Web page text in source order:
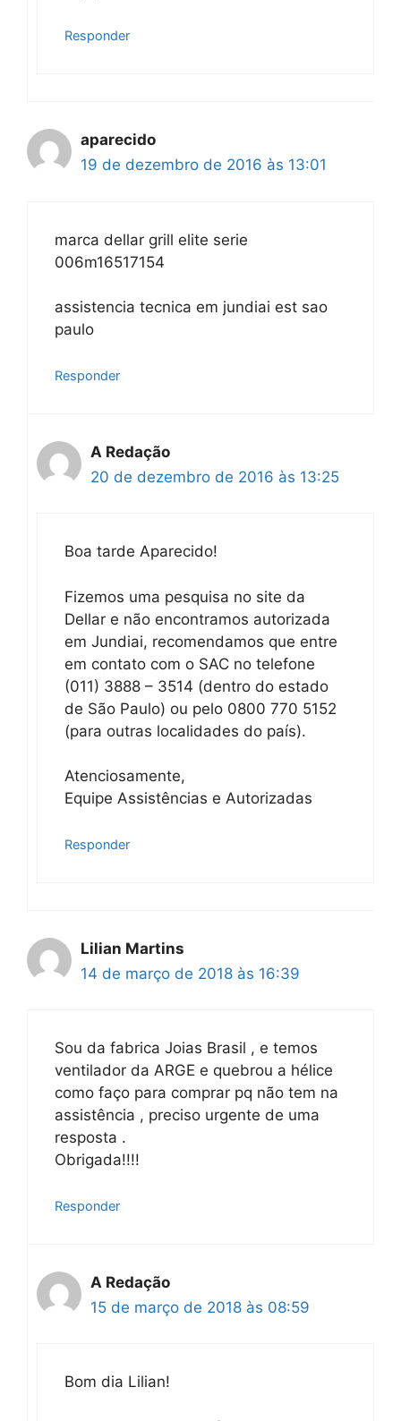
Responder
aparecido
19 de dezembro de 2016 às 13:01
marca dellar grill elite serie
006m16517154
assistencia tecnica em jundiai est sao
paulo
Responder
A Redação
20 de dezembro de 2016 às 13:25
Boa tarde Aparecido!
Fizemos uma pesquisa no site da
Dellar e não encontramos autorizada
em Jundiai, recomendamos que entre
em contato com o SAC no telefone
(011) 3888 – 3514 (dentro do estado
de São Paulo) ou pelo 0800 770 5152
(para outras localidades do país).
Atenciosamente,
Equipe Assistências e Autorizadas
Responder
Lilian Martins
14 de março de 2018 às 16:39
Sou da fabrica Joias Brasil , e temos
ventilador da ARGE e quebrou a hélice
como faço para comprar pq não tem na
assistência , preciso urgente de uma
resposta .
Obrigada!!!!
Responder
A Redação
15 de março de 2018 às 08:59
Bom dia Lilian!